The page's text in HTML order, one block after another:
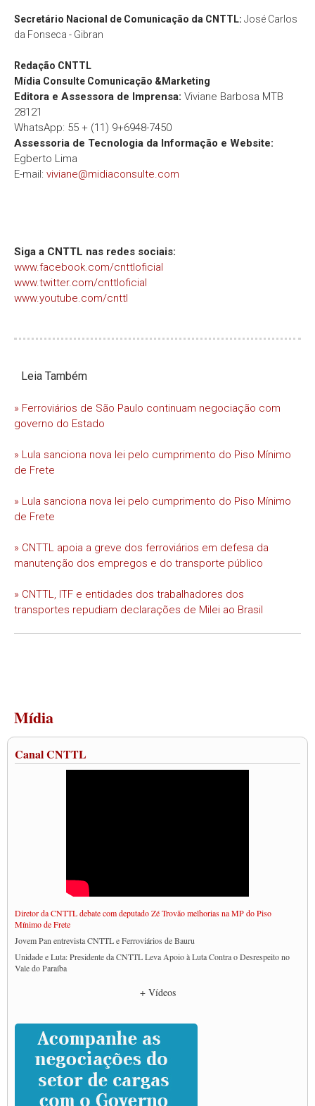
Secretário Nacional de Comunicação da CNTTL: José Carlos
da Fonseca - Gibran
Redação CNTTL
Mídia Consulte Comunicação &Marketing
Editora e Assessora de Imprensa: Viviane Barbosa MTB
28121
WhatsApp: 55 + (11) 9+6948-7450
Assessoria de Tecnologia da Informação e Website:
Egberto Lima
E-mail: viviane@midiaconsulte.com
Siga a CNTTL nas redes sociais:
www.facebook.com/cnttloficial
www.twitter.com/cnttloficial
www.youtube.com/cnttl
Leia Também
» Ferroviários de São Paulo continuam negociação com
governo do Estado
» Lula sanciona nova lei pelo cumprimento do Piso Mínimo
de Frete
» Lula sanciona nova lei pelo cumprimento do Piso Mínimo
de Frete
» CNTTL apoia a greve dos ferroviários em defesa da
manutenção dos empregos e do transporte público
» CNTTL, ITF e entidades dos trabalhadores dos
transportes repudiam declarações de Milei ao Brasil
Mídia
Canal CNTTL
Diretor da CNTTL debate com deputado Zé Trovão melhorias na MP do Piso
Mínimo de Frete
Jovem Pan entrevista CNTTL e Ferroviários de Bauru
Unidade e Luta: Presidente da CNTTL Leva Apoio à Luta Contra o Desrespeito no
Vale do Paraíba
Caminhoneiros prometem paralisação e cobram diálogo com Lula
CNTTL e lideranças de caminhoneiros participam de debate sobre saúde nas
rodovias
Paulinho e Litti debatem política global para transporte rodoviário de cargas na
SUTCRA no Uruguai
Grande Conquista da Categoria transporte de Cargas e Caminhoneiros Autonomos
+ Vídeos